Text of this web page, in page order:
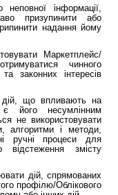
інформації,
призупинити або
надання йому
Маркетплейс/
чинного
законних інтересів
що впливають на
його несумлінним
не використовувати
алгоритми і методи,
ручні процеси для
відстеження змісту
дій, спрямованих
профілю/Облікового